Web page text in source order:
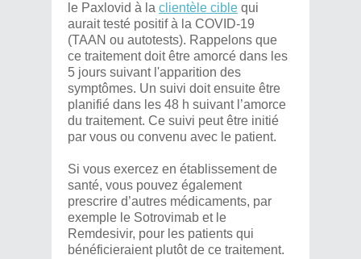
le Paxlovid à la clientèle cible qui
aurait testé positif à la COVID-19
(TAAN ou autotests). Rappelons que
ce traitement doit être amorcé dans les
5 jours suivant l'apparition des
symptômes. Un suivi doit ensuite être
planifié dans les 48 h suivant l’amorce
du traitement. Ce suivi peut être initié
par vous ou convenu avec le patient.
Si vous exercez en établissement de
santé, vous pouvez également
prescrire d’autres médicaments, par
exemple le Sotrovimab et le
Remdesivir, pour les patients qui
bénéficieraient plutôt de ce traitement.